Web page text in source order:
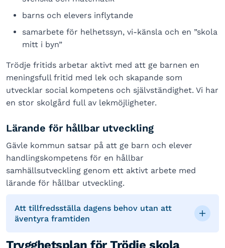
barns och elevers inflytande
samarbete för helhetssyn, vi-känsla och en ”skola
mitt i byn”
Trödje fritids arbetar aktivt med att ge barnen en
meningsfull fritid med lek och skapande som
utvecklar social kompetens och självständighet. Vi har
en stor skolgård full av lekmöjligheter.
Lärande för hållbar utveckling
Gävle kommun satsar på att ge barn och elever
handlingskompetens för en hållbar
samhällsutveckling genom ett aktivt arbete med
lärande för hållbar utveckling.
Att tillfredsställa dagens behov utan att
äventyra framtiden
Trygghetsplan för Trödje skola